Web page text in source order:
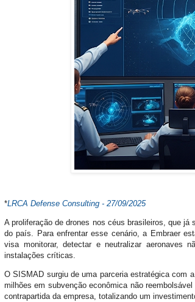
*LRCA Defense Consulting - 27/09/2025
A proliferação de drones nos céus brasileiros, que
do país. Para enfrentar esse cenário, a Embraer
visa monitorar, detectar e neutralizar aeronaves
instalações críticas.
O SISMAD surgiu de uma parceria estratégica com
milhões em subvenção econômica não
contrapartida da empresa, totalizando um